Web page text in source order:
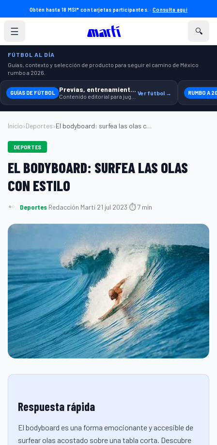
Obtén hasta 18 MSI* con tarjetas participantes. ·Consulta aquí
☰ 🔍
FÚTBOL AL DÍA
Guías, contexto y selección de producto para seguir el camino de México
rumbo a 2026.
GUÍAS DE FÚTBOL Previas, entrenamiento y producto Ver fútbol → RUMBO A
Inicio›Deportes› El bodyboard: surfea las olas con estilo...
DEPORTES
EL BODYBOARD: SURFEA LAS OLAS
CON ESTILO
Deportes·Redacción Martí·21 jul 2023·⏱ 7 min
Respuesta rápida
El bodyboard es una forma emocionante y accesible de
surfear olas acostado sobre una tabla corta. Descubre